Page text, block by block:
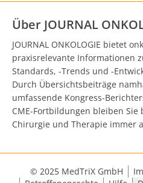
Über JOURNAL
JOURNAL ONKOLOGIE bietet
praxisrelevante Informationen
Standards, -Trends und -
Durch Übersichtsbeiträge
umfassende Kongress-
CME-Fortbildungen bleiben Sie
Chirurgie und Therapie immer
© 2025 MedTriX GmbH